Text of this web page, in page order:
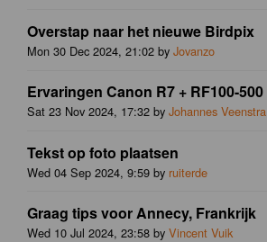
Overstap naar het nieuwe Birdpix
Mon 30 Dec 2024, 21:02 by Jovanzo
Ervaringen Canon R7 + RF100-500
Sat 23 Nov 2024, 17:32 by Johannes Veenstra
Tekst op foto plaatsen
Wed 04 Sep 2024, 9:59 by ruiterde
Graag tips voor Annecy, Frankrijk
Wed 10 Jul 2024, 23:58 by Vincent Vuik